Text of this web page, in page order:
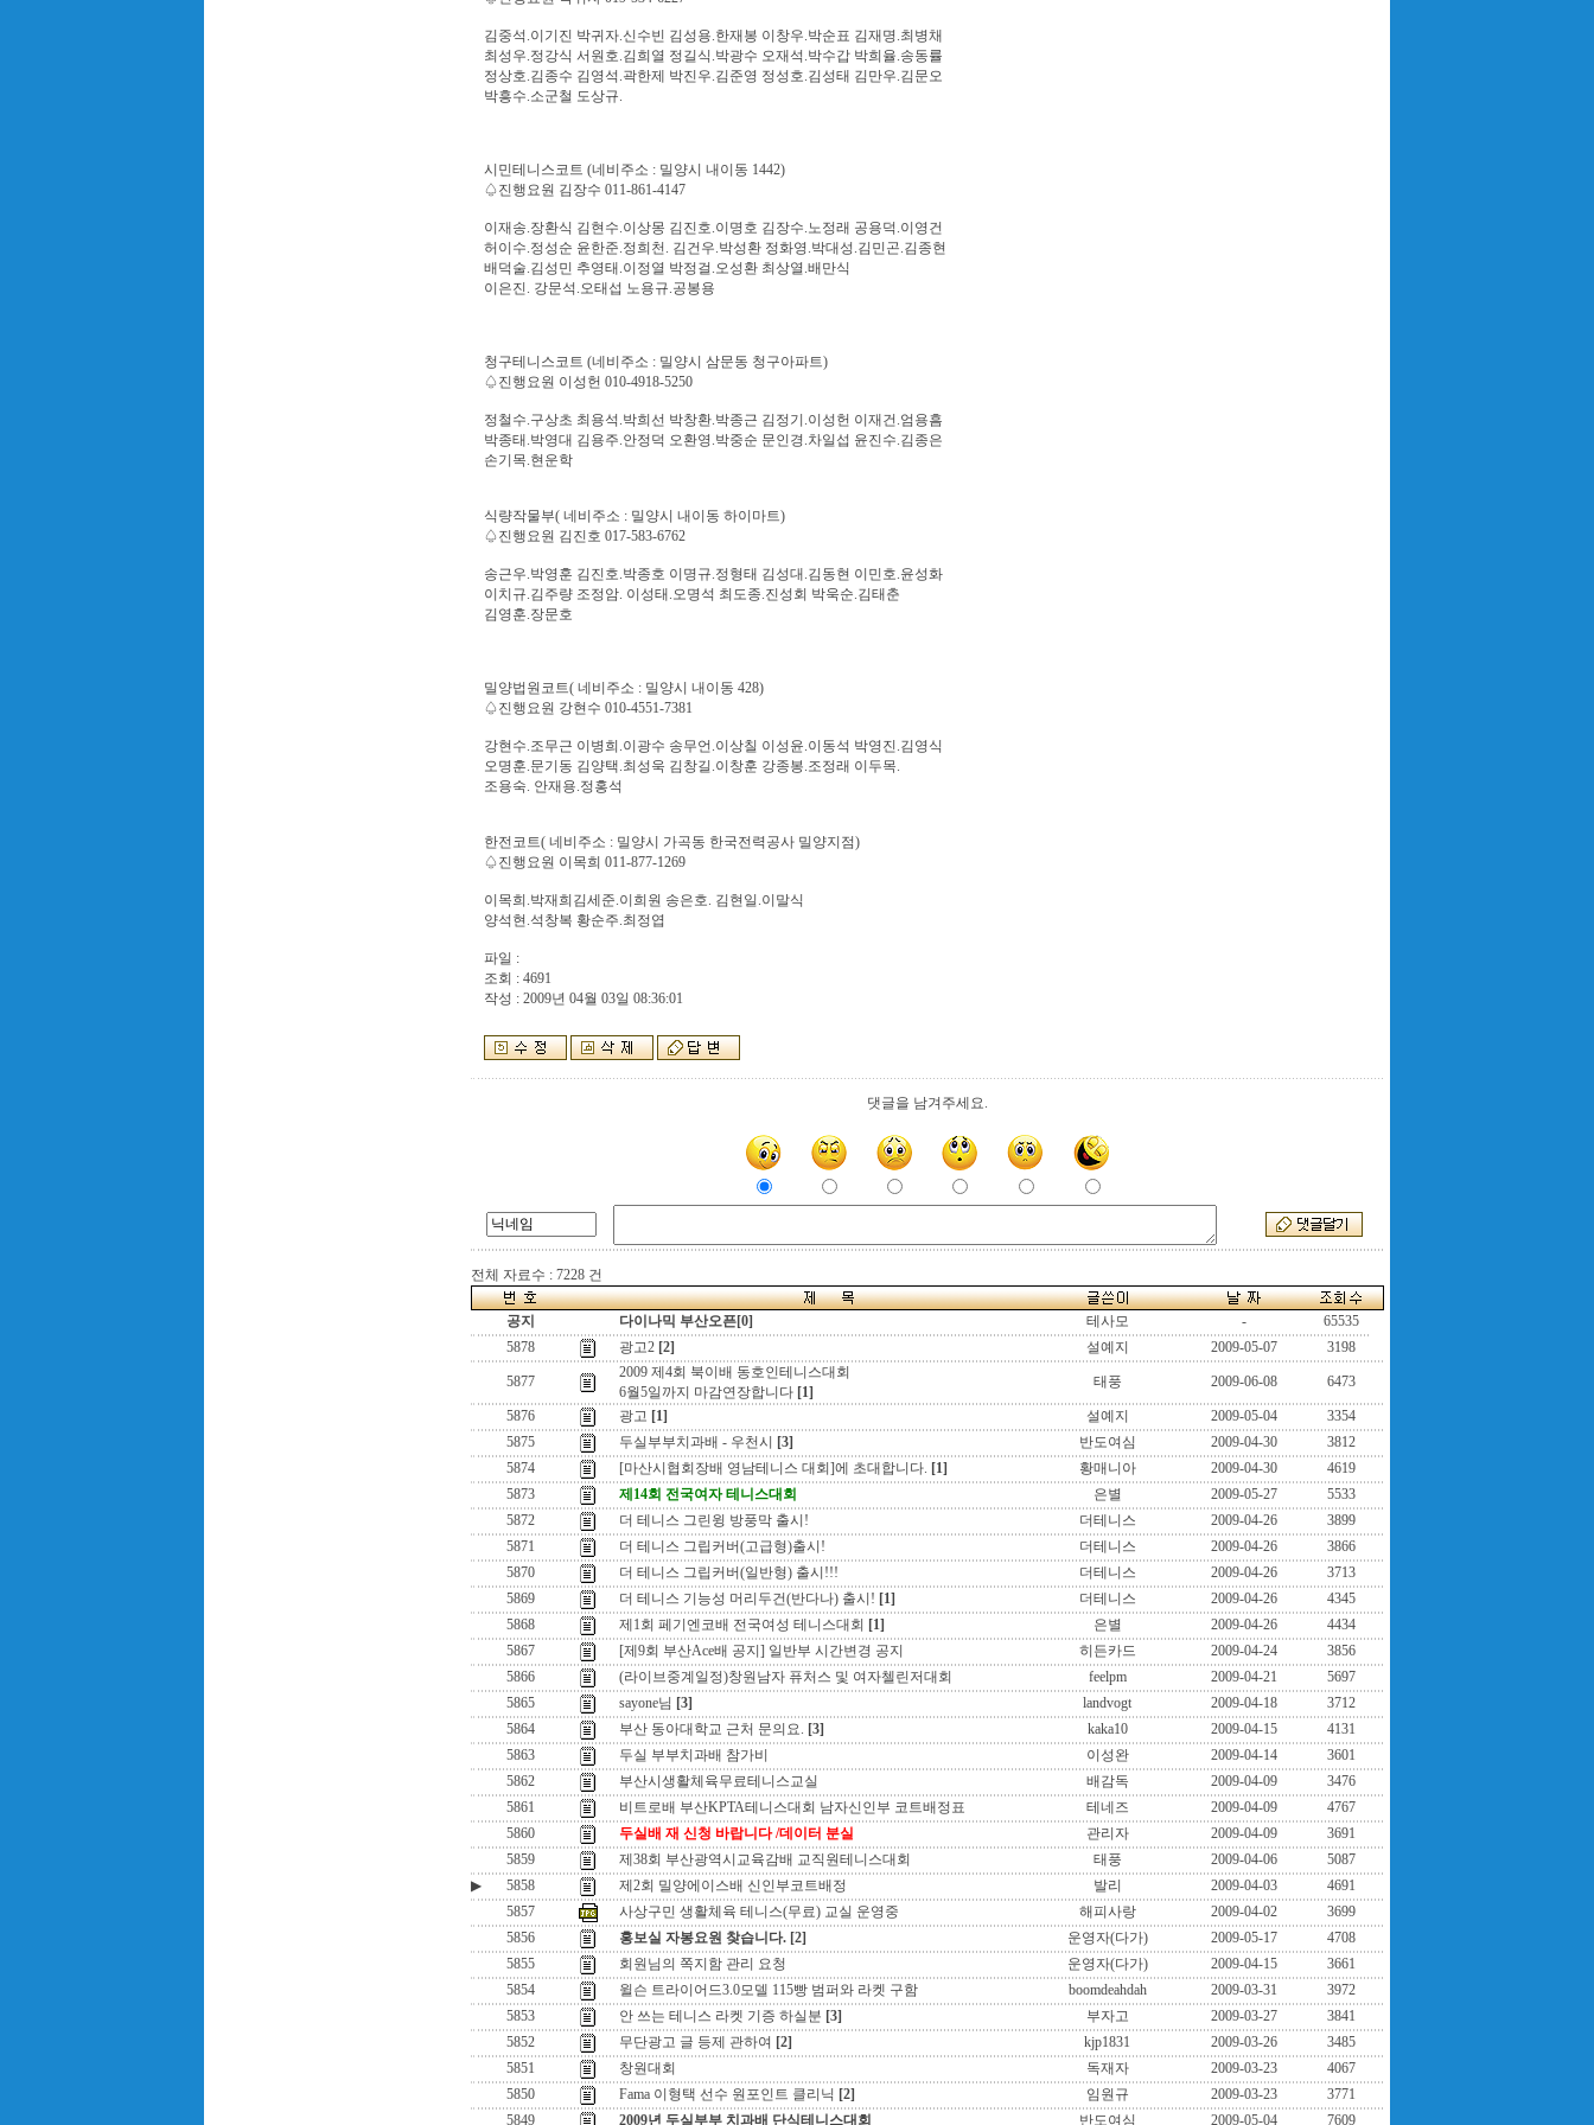
김중석.이기진 박귀자.신수빈 김성용.한재봉 이창우.박순표 김재명.최병채
최성우.정강식 서원호.김희열 정길식.박광수 오재석.박수갑 박희율.송동률
정상호.김종수 김영석.곽한제 박진우.김준영 정성호.김성태 김만우.김문오
박흥수.소군철 도상규.
시민테니스코트 (네비주소 : 밀양시 내이동 1442)
♤진행요원 김장수 011-861-4147
이재송.장환식 김현수.이상몽 김진호.이명호 김장수.노정래 공용덕.이영건
허이수.정성순 윤한준.정희천. 김건우.박성환 정화영.박대성.김민곤.김종현
배덕술.김성민 추영태.이정열 박정걸.오성환 최상열.배만식
이은진. 강문석.오태섭 노용규.공봉용
청구테니스코트 (네비주소 : 밀양시 삼문동 청구아파트)
♤진행요원 이성헌 010-4918-5250
정철수.구상초 최용석.박희선 박창환.박종근 김정기.이성헌 이재건.엄용흠
박종태.박영대 김용주.안정덕 오환영.박중순 문인경.차일섭 윤진수.김종은
손기목.현운학
식량작물부( 네비주소 : 밀양시 내이동 하이마트)
♤진행요원 김진호 017-583-6762
송근우.박영훈 김진호.박종호 이명규.정형태 김성대.김동현 이민호.윤성화
이치규.김주량 조정암. 이성태.오명석 최도종.진성회 박욱순.김태춘
김영훈.장문호
밀양법원코트( 네비주소 : 밀양시 내이동 428)
♤진행요원 강현수 010-4551-7381
강현수.조무근 이병희.이광수 송무언.이상칠 이성윤.이동석 박영진.김영식
오명훈.문기동 김양택.최성욱 김창길.이창훈 강종봉.조정래 이두목.
조용숙. 안재용.정홍석
한전코트( 네비주소 : 밀양시 가곡동 한국전력공사 밀양지점)
♤진행요원 이목희 011-877-1269
이목희.박재희김세준.이희원 송은호. 김현일.이말식
양석현.석창복 황순주.최정엽
파일 :
조회 : 4691
작성 : 2009년 04월 03일 08:36:01
댓글을 남겨주세요.
전체 자료수 : 7228 건
공지 다이나믹 부산오픈[0] 테사모 -
65535
5878
광고2 [2] 설예지 2009-05-07 3198
5877
2009 제4회 북이배 동호인테니스대회
6월5일까지 마감연장합니다 [1]
태풍 2009-06-08 6473
5876 광고 [1] 설예지 2009-05-04
3354
5875
두실부부치과배 - 우천시 [3] 반도여심 2009-04-30
3812
5874
[마산시협회장배 영남테니스 대회]에 초대합니다. [1] 황매니아 2009-04-30
4619
5873
제14회 전국여자 테니스대회 은별 2009-05-27
5533
5872
더 테니스 그린윙 방풍막 출시! 더테니스 2009-04-26
3899
5871
더 테니스 그립커버(고급형)출시! 더테니스 2009-04-26
3866
5870
더 테니스 그립커버(일반형) 출시!!! 더테니스 2009-04-26
3713
5869
더 테니스 기능성 머리두건(반다나) 출시! [1] 더테니스 2009-04-26
4345
5868
제1회 페기엔코배 전국여성 테니스대회 [1] 은별 2009-04-26
4434
5867
[제9회 부산Ace배 공지] 일반부 시간변경 공지 히든카드 2009-04-24
3856
5866
(라이브중계일정)창원남자 퓨처스 및 여자첼린저대회 feelpm 2009-04-21
5697
5865
sayone님 [3] landvogt 2009-04-18
3712
5864
부산 동아대학교 근처 문의요. [3] kaka10 2009-04-15
4131
5863
두실 부부치과배 참가비 이성완 2009-04-14
3601
5862
부산시생활체육무료테니스교실 배감독 2009-04-09
3476
5861
비트로배 부산KPTA테니스대회 남자신인부 코트배정표 테네즈 2009-04-09
4767
5860
두실배 재 신청 바랍니다 /데이터 분실 관리자 2009-04-09
3691
5859
제38회 부산광역시교육감배 교직원테니스대회 태풍 2009-04-06
5087
▶
5858 제2회 밀양에이스배 신인부코트배정 발리 2009-04-03
4691
5857
사상구민 생활체육 테니스(무료) 교실 운영중 해피사랑 2009-04-02
3699
5856
홍보실 자봉요원 찾습니다. [2] 운영자(다가) 2009-05-17
4708
5855
회원님의 쪽지함 관리 요청 운영자(다가) 2009-04-15
3661
5854
윌슨 트라이어드3.0모델 115빵 범퍼와 라켓 구함 boomdeahdah 2009-03-31
3972
5853
안 쓰는 테니스 라켓 기증 하실분 [3] 부자고 2009-03-27
3841
5852
무단광고 글 등제 관하여 [2] kjp1831 2009-03-26
3485
5851
창원대회 독재자 2009-03-23
4067
5850
Fama 이형택 선수 원포인트 클리닉 [2] 임원규 2009-03-23
3771
5849
2009년 두실부부 치과배 단식테니스대회 반도여심 2009-05-04 7609